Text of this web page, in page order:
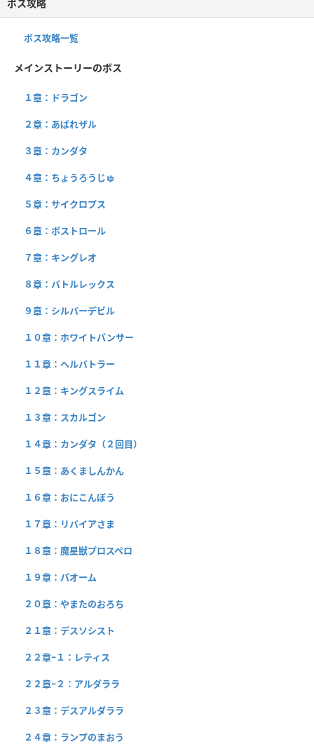
ボス攻略
ボス攻略一覧
メインストーリーのボス
１章：ドラゴン
２章：あばれザル
３章：カンダタ
４章：ちょうろうじゅ
５章：サイクロプス
６章：ボストロール
７章：キングレオ
８章：バトルレックス
９章：シルバーデビル
１０章：ホワイトパンサー
１１章：ヘルバトラー
１２章：キングスライム
１３章：スカルゴン
１４章：カンダタ（２回目）
１５章：あくましんかん
１６章：おにこんぼう
１７章：リバイアさま
１８章：魔星獣プロスペロ
１９章：パオーム
２０章：やまたのおろち
２１章：デスソシスト
２２章−１：レティス
２２章−２：アルダララ
２３章：デスアルダララ
２４章：ランプのまおう